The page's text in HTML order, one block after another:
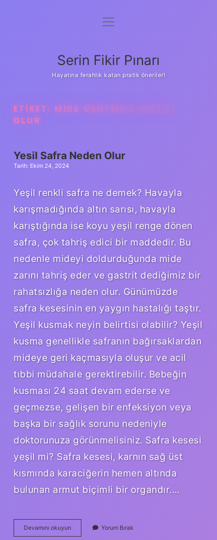
Gizlilik Politikası
Yasal Uyarı
menüyü
Serin Fikir Pınarı
Hayatına ferahlık katan pratik öneriler!
ETIKET: MIDE ÜŞÜTMESI NEDEN
OLUR
Yesil Safra Neden Olur
Tarih: Ekim 24, 2024
Yeşil renkli safra ne demek? Havayla
karışmadığında altın sarısı, havayla
karıştığında ise koyu yeşil renge dönen
safra, çok tahriş edici bir maddedir. Bu
nedenle mideyi doldurduğunda mide
zarını tahriş eder ve gastrit dediğimiz bir
rahatsızlığa neden olur. Günümüzde
safra kesesinin en yaygın hastalığı taştır.
Yeşil kusmak neyin belirtisi olabilir? Yeşil
kusma genellikle safranın bağırsaklardan
mideye geri kaçmasıyla oluşur ve acil
tıbbi müdahale gerektirebilir. Bebeğin
kusması 24 saat devam ederse ve
geçmezse, gelişen bir enfeksiyon veya
başka bir sağlık sorunu nedeniyle
doktorunuza görünmelisiniz. Safra kesesi
yeşil mi? Safra kesesi, karnın sağ üst
kısmında karaciğerin hemen altında
bulunan armut biçimli bir organdır.…
Devamını okuyun
Safra
Yorum Bırak